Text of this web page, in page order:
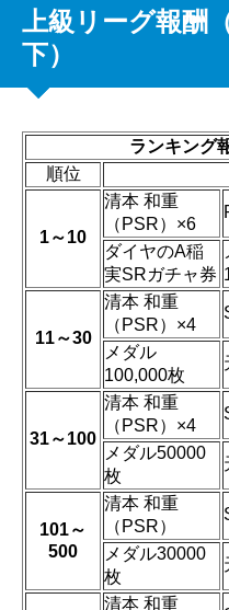
上級リーグ報酬
下）
ランキング
順位
1～10
清本 和重
（PSR）×6
ダイヤのA稲
実SRガチャ券
11～30
清本 和重
（PSR）×4
メダル
100,000枚
31～100
清本 和重
（PSR）×4
メダル50000
枚
101～
500
清本 和重
（PSR）
メダル30000
枚
清本 和重